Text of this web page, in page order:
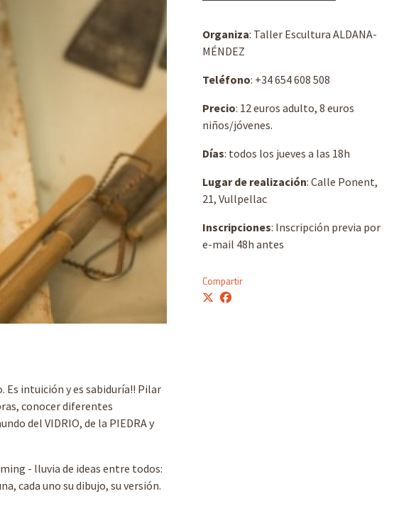
Organiza: Taller Escultura ALDANA-
MÉNDEZ
Teléfono: +34 654 608 508
Precio: 12 euros adulto, 8 euros
niños/jóvenes.
Días: todos los jueves a las 18h
Lugar de realización: Calle Ponent,
21, Vullpellac
Inscripciones: Inscripción previa por
e-mail 48h antes
Compartir
intuición y es sabiduría!! Pilar
conocer diferentes
del VIDRIO, de la PIEDRA y
- lluvia de ideas entre todos:
cada uno su dibujo, su versión.